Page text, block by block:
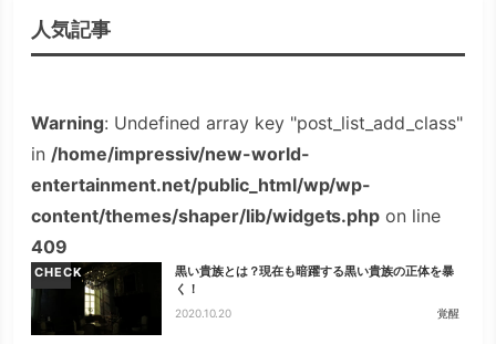
人気記事
Warning: Undefined array key "post_list_add_class"
in /home/impressiv/new-world-
entertainment.net/public_html/wp/wp-
content/themes/shaper/lib/widgets.php on line
409
CHECK
黒い貴族とは？現在も暗躍する黒い貴族の正体を暴
く！
2020.10.20 覚醒